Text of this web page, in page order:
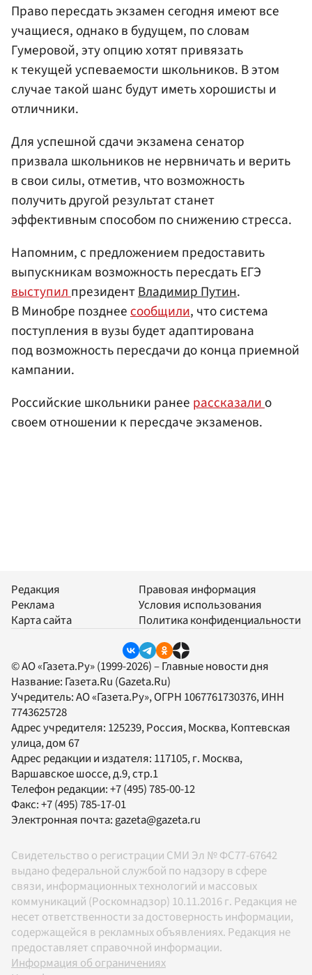
Право пересдать экзамен сегодня имеют все
учащиеся, однако в будущем, по словам
Гумеровой, эту опцию хотят привязать
к текущей успеваемости школьников. В этом
случае такой шанс будут иметь хорошисты и
отличники.
Для успешной сдачи экзамена сенатор
призвала школьников не нервничать и верить
в свои силы, отметив, что возможность
получить другой результат станет
эффективным способом по снижению стресса.
Напомним, с предложением предоставить
выпускникам возможность пересдать ЕГЭ
выступилпрезидентВладимир Путин.
В Минобре позднеесообщили, что система
поступления в вузы будет адаптирована
под возможность пересдачи до конца приемной
кампании.
Российские школьники ранее рассказалио
своем отношении к пересдаче экзаменов.
Редакция
Реклама
Карта сайта
Правовая информация
Условия использования
Политика конфиденциальности
© АО «Газета.Ру» (1999-2026) – Главные новости дня
Название: Газета.Ru (Gazeta.Ru)
Учредитель:АО «Газета.Ру», ОГРН 1067761730376, ИНН
7743625728
Адрес учредителя: 125239, Россия, Москва, Коптевская
улица, дом 67
Адрес редакции и издателя: 117105, г. Москва,
Варшавское шоссе, д.9, стр.1
Телефон редакции:+7 (495) 785-00-12
Факс:+7 (495) 785-17-01
Электронная почта:gazeta@gazeta.ru
Свидетельство о регистрации СМИ Эл № ФС77-67642
выдано федеральной службой по надзору в сфере
связи, информационных технологий и массовых
коммуникаций (Роскомнадзор) 10.11.2016 г. Редакция не
несет ответственности за достоверность информации,
содержащейся в рекламных объявлениях. Редакция не
предоставляет справочной информации.
Информация об ограничениях